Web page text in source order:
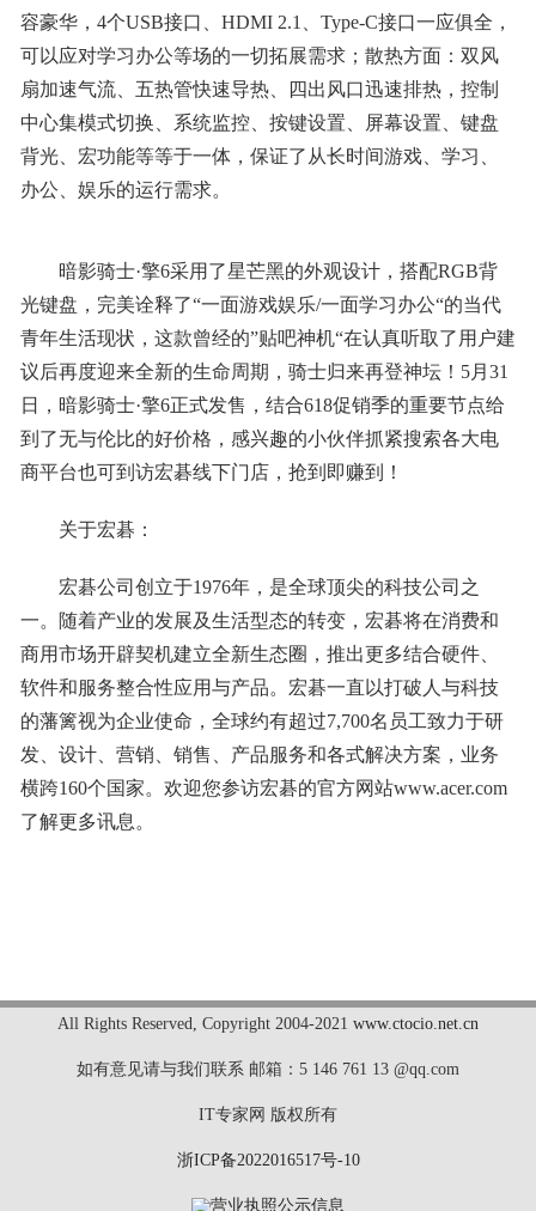
容豪华，4个USB接口、HDMI 2.1、Type-C接口一应俱全，
可以应对学习办公等场的一切拓展需求；散热方面：双风
扇加速气流、五热管快速导热、四出风口迅速排热，控制
中心集模式切换、系统监控、按键设置、屏幕设置、键盘
背光、宏功能等等于一体，保证了从长时间游戏、学习、
办公、娱乐的运行需求。
暗影骑士·擎6采用了星芒黑的外观设计，搭配RGB背
光键盘，完美诠释了“一面游戏娱乐/一面学习办公“的当代
青年生活现状，这款曾经的”贴吧神机“在认真听取了用户建
议后再度迎来全新的生命周期，骑士归来再登神坛！5月31
日，暗影骑士·擎6正式发售，结合618促销季的重要节点给
到了无与伦比的好价格，感兴趣的小伙伴抓紧搜索各大电
商平台也可到访宏碁线下门店，抢到即赚到！
关于宏碁：
宏碁公司创立于1976年，是全球顶尖的科技公司之
一。随着产业的发展及生活型态的转变，宏碁将在消费和
商用市场开辟契机建立全新生态圈，推出更多结合硬件、
软件和服务整合性应用与产品。宏碁一直以打破人与科技
的藩篱视为企业使命，全球约有超过7,700名员工致力于研
发、设计、营销、销售、产品服务和各式解决方案，业务
横跨160个国家。欢迎您参访宏碁的官方网站www.acer.com
了解更多讯息。
All Rights Reserved, Copyright 2004-2021 www.ctocio.net.cn
如有意见请与我们联系 邮箱：5 146 761 13 @qq.com
IT专家网 版权所有
浙ICP备2022016517号-10
营业执照公示信息